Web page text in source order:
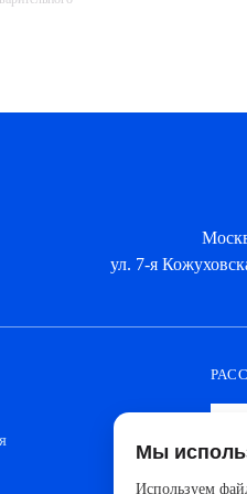
ул. 7-я
Мы
Используем